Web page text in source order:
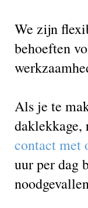
We zijn
behoeften
Als je te
daklekkage,
contact met
uur per dag